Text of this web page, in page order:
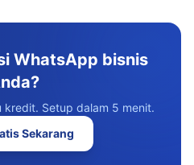
WhatsApp bisnis
Setup dalam 5 menit.
Sekarang